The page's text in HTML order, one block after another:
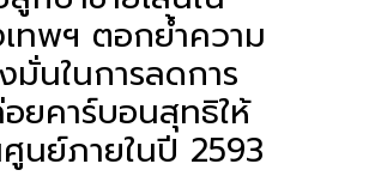
ทพฯ ตอกย้ำความ
มั่นในการลดการ
ยคาร์บอนสุทธิให้
นย์ภายในปี 2593